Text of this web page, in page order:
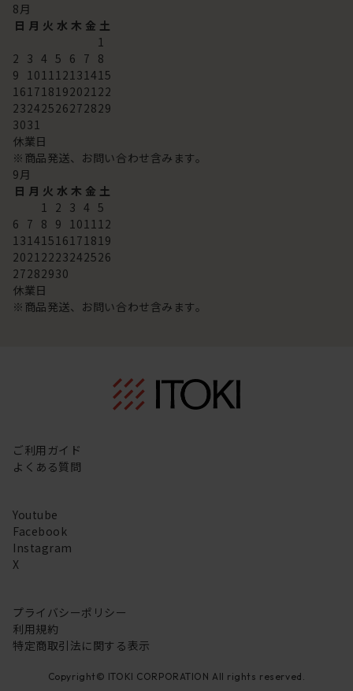
8月
日 月 火 水 木 金 土
1
2 3 4 5 6 7 8
9 101112131415
16171819202122
23242526272829
3031
休業日
※商品発送、お問い合わせ含みます。
9月
日 月 火 水 木 金 土
1 2 3 4 5
6 7 8 9 101112
13141516171819
20212223242526
27282930
休業日
※商品発送、お問い合わせ含みます。
ご利用ガイド
よくある質問
Youtube
Facebook
Instagram
X
プライバシーポリシー
利用規約
特定商取引法に関する表示
Copyright© ITOKI CORPORATION All rights reserved.